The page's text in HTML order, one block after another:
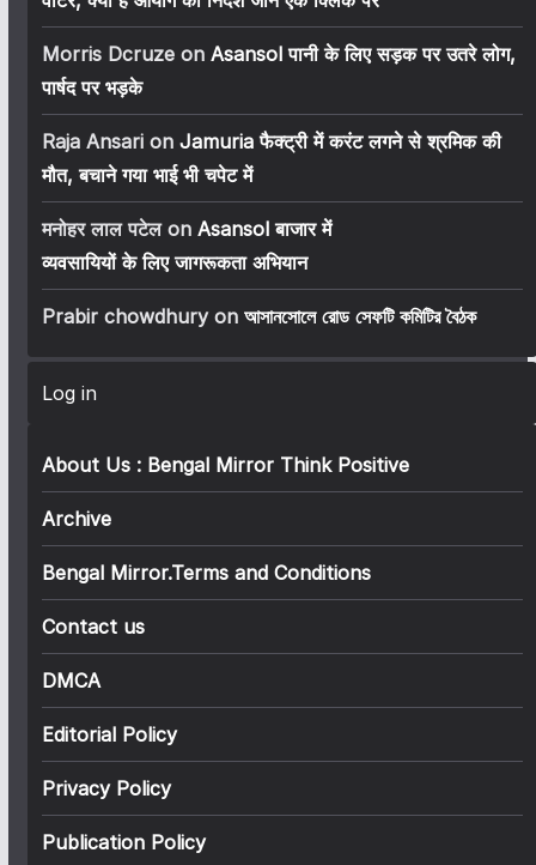
Morris Dcruzeon Asansol पानी के लिए सड़क पर उतरे लोग,
पार्षद पर भड़के
Raja Ansarion Jamuria फैक्ट्री में करंट लगने से श्रमिक की
मौत, बचाने गया भाई भी चपेट में
मनोहर लाल पटेलon Asansol बाजार में
व्यवसायियों के लिए जागरूकता अभियान
Prabir chowdhuryon আসানসোলে রোড সেফটি কমিটির বৈঠক
Log in
About Us : Bengal Mirror Think Positive
Archive
Bengal Mirror.Terms and Conditions
Contact us
DMCA
Editorial Policy
Privacy Policy
Publication Policy